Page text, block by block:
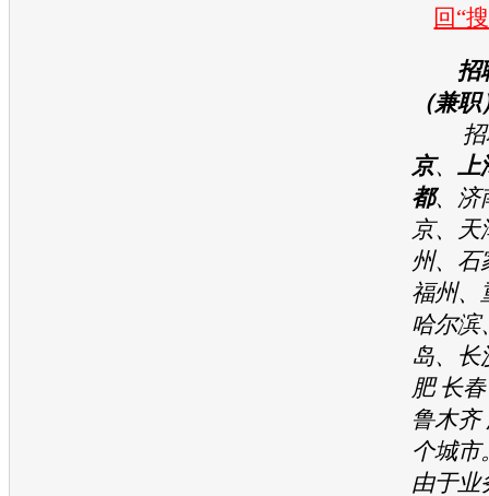
回“
招
（兼职
招
京、 上
都、济
京、天
州、石
福州、
哈尔滨
岛、长
肥 长
鲁木齐
个城市
由于业